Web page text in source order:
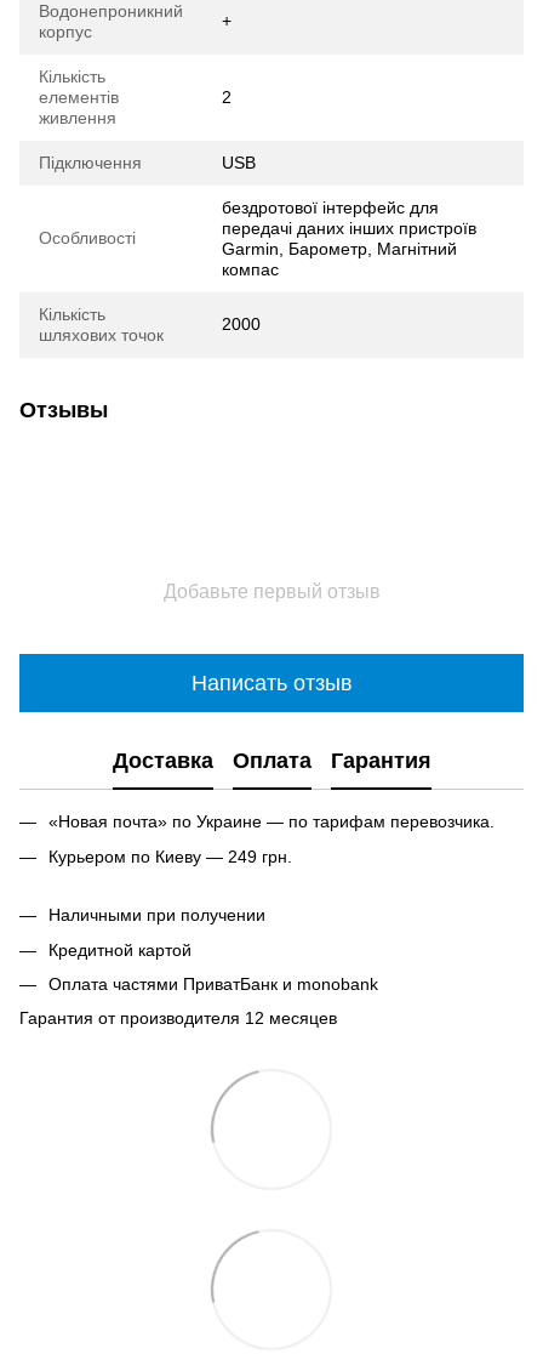
Водонепроникний
корпус
+
Кількість
елементів
живлення
2
Підключення USB
Особливості
бездротової інтерфейс для
передачі даних інших пристроїв
Garmin, Барометр, Магнітний
компас
Кількість
шляхових точок
2000
Отзывы
Добавьте первый отзыв
Написать отзыв
Доставка Оплата Гарантия
«Новая почта» по Украине — по тарифам перевозчика.
Курьером по Киеву — 249 грн.
Наличными при получении
Кредитной картой
Оплата частями ПриватБанк и monobank
Гарантия от производителя 12 месяцев